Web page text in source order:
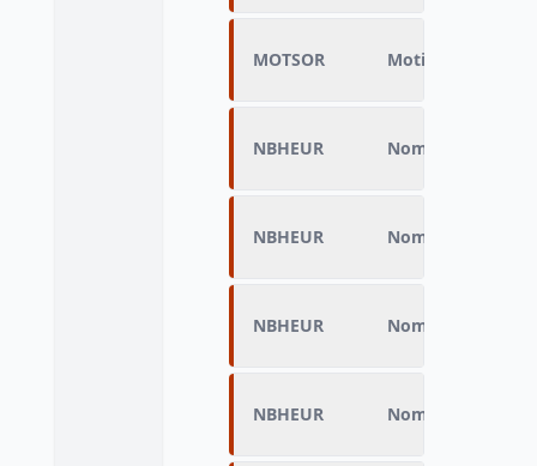
MOTSOR Motifs de sortie
NBHEUR Nombre
NBHEUR Nombre
NBHEUR Nombre
NBHEUR Nombre